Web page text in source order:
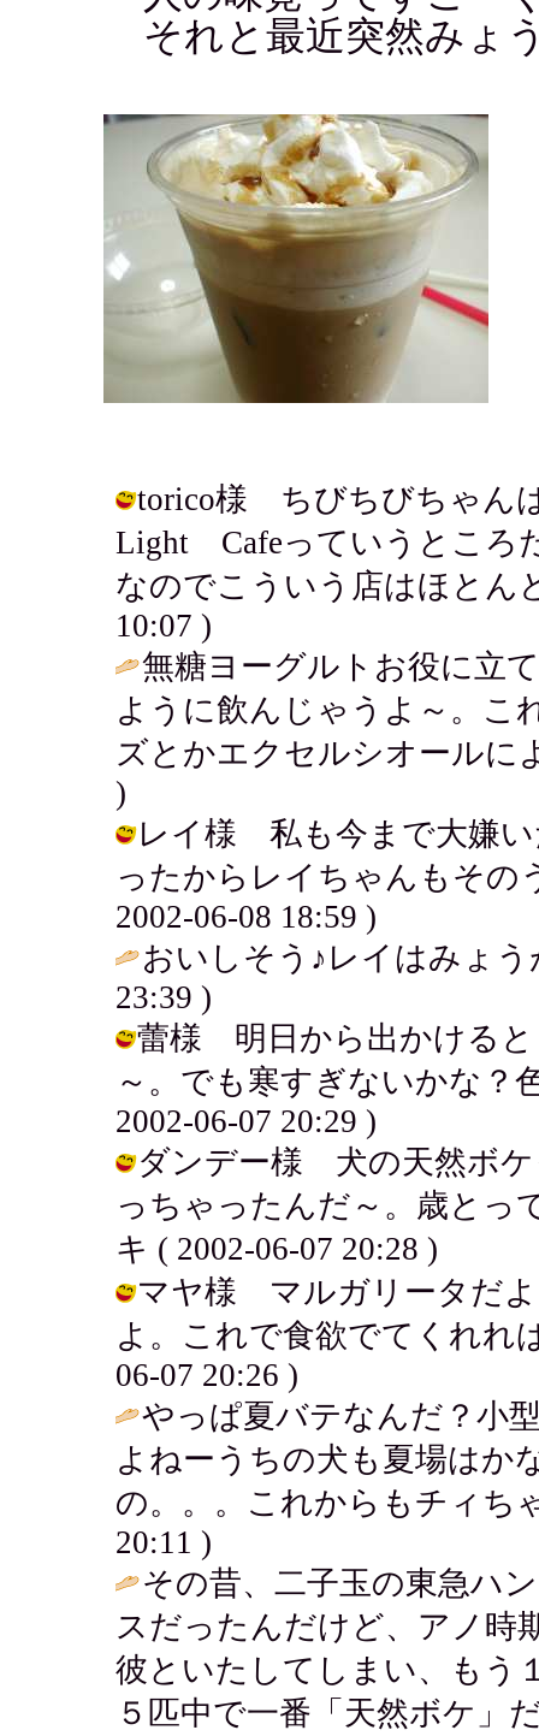
それと最近突然みょ
torico様 ちびちびちゃん
Light Cafeっていうところ
なのでこういう店はほとん
10:07 )
無糖ヨーグルトお役に立
ように飲んじゃうよ～。こ
ズとかエクセルシオールに
)
レイ様 私も今まで大嫌い
ったからレイちゃんもその
2002-06-08 18:59 )
おいしそう♪レイはみょ
23:39 )
蕾様 明日から出かけると
～。でも寒すぎないかな？
2002-06-07 20:29 )
ダンデー様 犬の天然ボケ
っちゃったんだ～。歳とっ
キ ( 2002-06-07 20:28 )
マヤ様 マルガリータだ
よ。これで食欲でてくれれ
06-07 20:26 )
やっぱ夏バテなんだ？小
よねーうちの犬も夏場はか
の。。。これからもチィ
20:11 )
その昔、二子玉の東急ハ
スだったんだけど、アノ時
彼といたしてしまい、もう
５匹中で一番「天然ボケ」